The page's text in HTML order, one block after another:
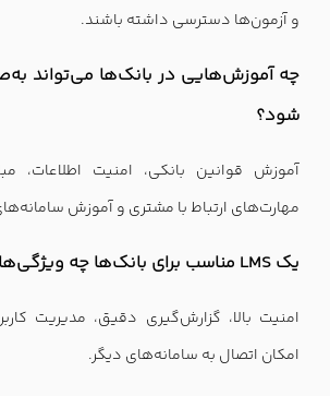
و آزمون‌ها دسترسی داشته باشند.
چه آموزش‌هایی در بانک‌ها می‌تواند
شود؟
آموزش قوانین بانکی، امنیت اطلاعات،
مهارت‌های ارتباط با مشتری و آموزش
یک LMS مناسب برای بانک‌ها چه ویژگی‌هایی دارد؟
امنیت بالا، گزارش‌گیری دقیق، مدیریت
امکان اتصال به سامانه‌های دیگر.